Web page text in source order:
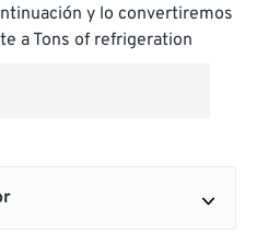
y lo convertiremos
a Tons of refrigeration